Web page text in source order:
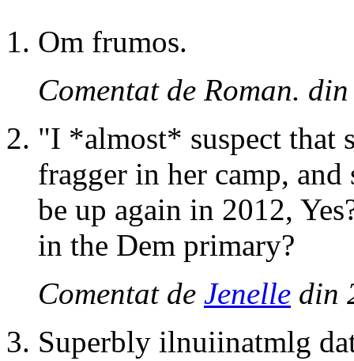
Om frumos.
Comentat de Roman.
"I *almost* suspect that
fragger in her camp,
be up again in 2012,
in the Dem primary?
Comentat de Jenelle din
Superbly ilnuiinatmlg